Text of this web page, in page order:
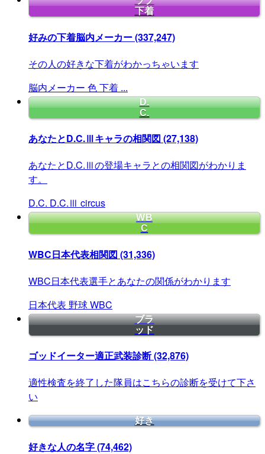
下着
好みの下着脳内メーカー(337,247)
その人の好きな下着がわかっちゃいます
脳内メーカー 色下着 ...
D.
C.
あなたとD.C.Ⅲキャラの相関図 (27,138)
あなたとD.C.Ⅲの登場キャラとの相関図がわかりま
す。
D.C. D.C.Ⅲ circus
WB
C
WBC日本代表相関図 (31,336)
WBC日本代表選手とあなたの関係がわかります
日本代表 野球WBC
ブラ
ッド
ゴッドイーター適正武装診断(32,876)
適性検査を終了した隊員はこちらの診断を受けて下さ
い
好き
好きな人の名字(74,462)